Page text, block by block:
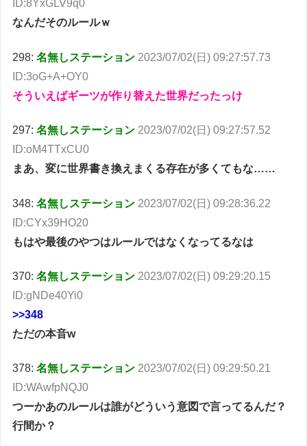
ID:8YxGLV9q0
なんだそのルールｗ
298:名無しステーション 2023/07/02(日) 09:27:57.73
ID:3oG+A+OY0
そういえばギーツが作り替えた世界だったっけ
297:名無しステーション 2023/07/02(日) 09:27:57.52
ID:oM4TTxCU0
まあ、変に世界書き換えまくる存在が多くてもな……
348:名無しステーション 2023/07/02(日) 09:28:36.22
ID:CYx39HO20
もはや最後のやつはルールではなくなってるなは
370:名無しステーション 2023/07/02(日) 09:29:20.15
ID:gNDe40Yi0
>>348
ただの本音w
378:名無しステーション 2023/07/02(日) 09:29:50.21
ID:WAwfpNQJ0
つーかあのルールは誰がどういう意図で言ってるんだ？
行間か？